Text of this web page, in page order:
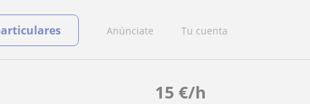
Anúnciate Tu cuenta
15 €/h